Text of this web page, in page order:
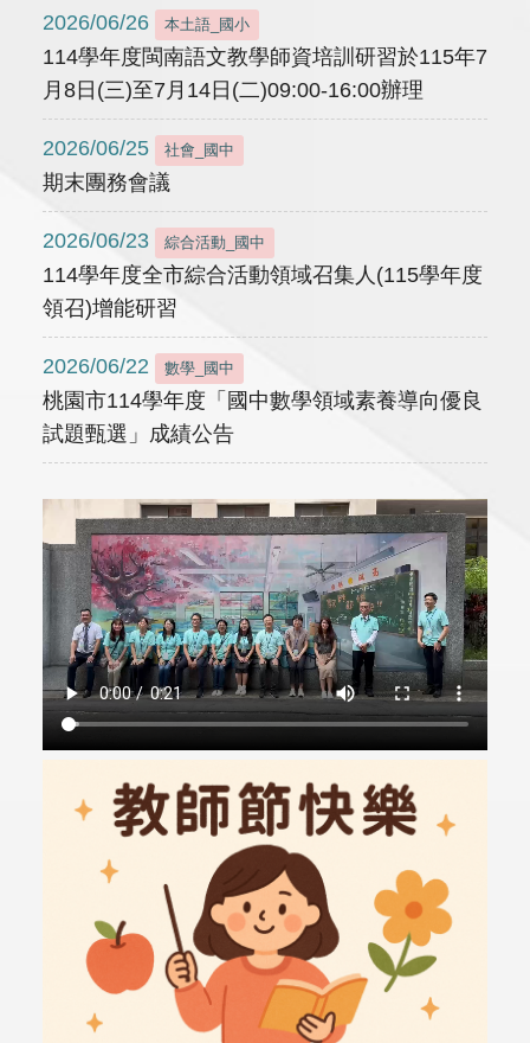
2026/06/26 本土語_國小
114學年度閩南語文教學師資培訓研習於115年7
月8日(三)至7月14日(二)09:00-16:00辦理
2026/06/25 社會_國中
期末團務會議
2026/06/23 綜合活動_國中
114學年度全市綜合活動領域召集人(115學年度
領召)增能研習
2026/06/22 數學_國中
桃園市114學年度「國中數學領域素養導向優良
試題甄選」成績公告